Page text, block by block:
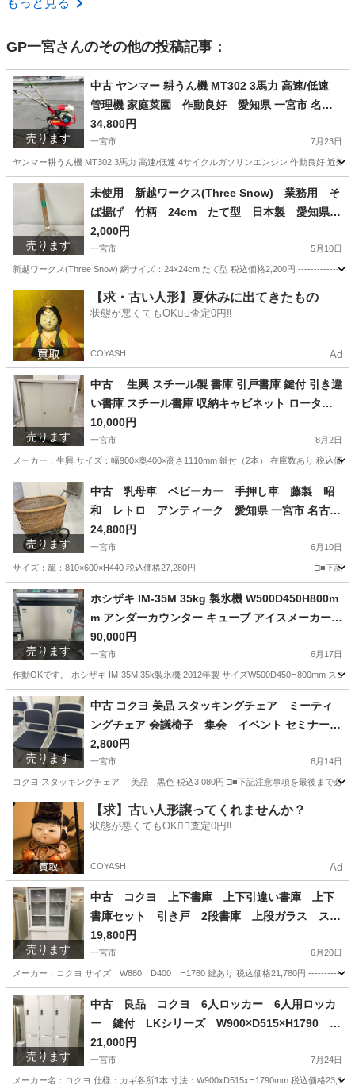
GP一宮さんのその他の投稿記事：
売ります
中古 ヤンマー 耕うん機 MT302 3馬力 高速/低速
管理機 家庭菜園 作動良好 愛知県 一宮市 名古
屋 稲沢 江南 岩倉 岐阜 羽島 各務ヶ原 三重 愛知 グ
ッドプライス一宮
34,800円
一宮市 7月23日
ヤンマー耕うん機 MT302 3馬力 高速/低速 4サイクルガソリンエンジン 作動良好 近
愛知 一宮市 その他 耕うん機
売ります
未使用 新越ワークス(Three Snow) 業務用 そ
ば揚げ 竹柄 24cm たて型 日本製 愛知県
一宮市 名古屋 稲沢 江南 岩倉 岐阜 羽島 各務ヶ原
三重 愛知 グッドプライス一宮
2,000円
一宮市 5月10日
新越ワークス(Three Snow) 網サイズ：24×24cm たて型 税込価格2,200円
調理器具 ワークス
【求・古い人形】夏休みに出てきたもの
状態が悪くてもOK🙆‍♀️査定0円‼️
COYASH Ad
売ります
中古 生興 スチール製 書庫 引戸書庫 鍵付 引き違
い書庫 スチール書庫 収納キャビネット ロータイ
プ 3段 ローキャビネット 幅900×奥400×高さ1
110mm 愛知 一宮市 江南市 稲沢市 岩倉
市 名古屋 岐阜 各務ヶ原 羽島 三重 グッ
ドプライス一宮
10,000円
一宮市 8月2日
メーカー：生興 サイズ：幅900×奥400×高さ1110mm 鍵付（2本） 在庫数あり 税込
愛知 一宮市 オフィス用家具 書庫
売ります
中古 乳母車 ベビーカー 手押し車 藤製 昭
和 レトロ アンティーク 愛知県 一宮市 名古屋
稲沢 江南 岩倉 岐阜 羽島 各務ヶ原 三重 愛知 グッ
ドプライス一宮
24,800円
一宮市 6月10日
サイズ：籠：810×600×H440 税込価格27,280円 ------------------------------------ □■下記
愛知 一宮市 その他
売ります
ホシザキ IM-35M 35kg 製氷機 W500D450H800m
m アンダーカウンター キューブ アイスメーカー
愛知県 一宮市 名古屋 稲沢 江南 岩倉 岐阜 羽島 各
務ヶ原 三重 愛知 グッドプライス一宮
90,000円
一宮市 6月17日
作動OKです。 ホシザキ IM-35M 35k製氷機 2012年製 サイズW500D450H800mm ス
愛知 一宮市 その他
売ります
中古 コクヨ 美品 スタッキングチェア ミーティ
ングチェア 会議椅子 集会 イベント セミナー
愛知県 一宮市 名古屋 稲沢 江南 岩倉 岐阜 羽島 各
務ヶ原 三重 愛知 グッドプライス一宮
2,800円
一宮市 6月14日
コクヨ スタッキングチェア 美品 黒色 税込3,080円 □■下記注意事項を最後まで必ず
愛知 一宮市 オフィス用家具 スタッキングチェア
【求】古い人形譲ってくれませんか？
状態が悪くてもOK🙆‍♀️査定0円‼️
COYASH Ad
売ります
中古 コクヨ 上下書庫 上下引違い書庫 上下
書庫セット 引き戸 2段書庫 上段ガラス スチ
ールキャビネット 書類棚 鍵付 愛知県 一宮市
名古屋 稲沢 江南 岩倉 岐阜 羽島 各務ヶ原 三重 愛
知 グッドプライス一宮
19,800円
一宮市 6月20日
メーカー：コクヨ サイズ W880 D400 H1760 鍵あり 税込価格21,780円
愛知 一宮市 オフィス用家具
売ります
中古 良品 コクヨ 6人ロッカー 6人用ロッカ
ー 鍵付 LKシリーズ W900×D515×H1790 愛
知県 一宮市 名古屋市 稲沢市 江南市 岩倉市 岐阜
羽島市 各務ヶ原市 岐阜市 三重県 愛知 グッドプラ
イス一宮
21,000円
一宮市 7月24日
メーカー名：コクヨ 仕様：カギ各所1本 寸法：W900xD515xH1790mm 税込価格